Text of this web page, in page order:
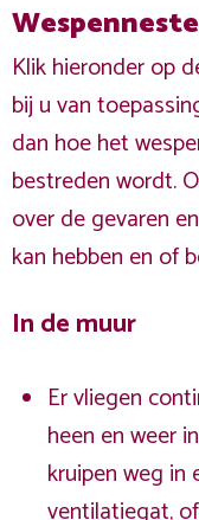
Klik hieronder op
bij u van
dan hoe het
bestreden wordt.
over de gevaren
kan hebben en of
In de muur
Er vliegen
heen en weer
kruipen weg in